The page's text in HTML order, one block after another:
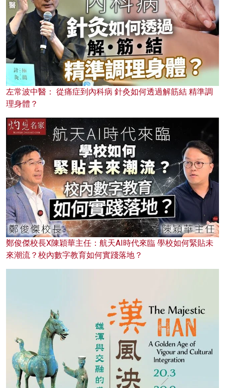
左常波中醫： 從痛症到內科病 針灸如何透過解筋結 精準調
理身體？
鄭俊傑校長X陳穎華主任：航天AI時代來臨 學校如何緊貼未
來潮流？校內數字教育如何實踐落地？